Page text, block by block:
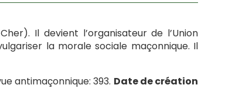
Il devient l’organisateur de l’Union
la morale sociale maçonnique. Il
antimaçonnique: 393. Date de création